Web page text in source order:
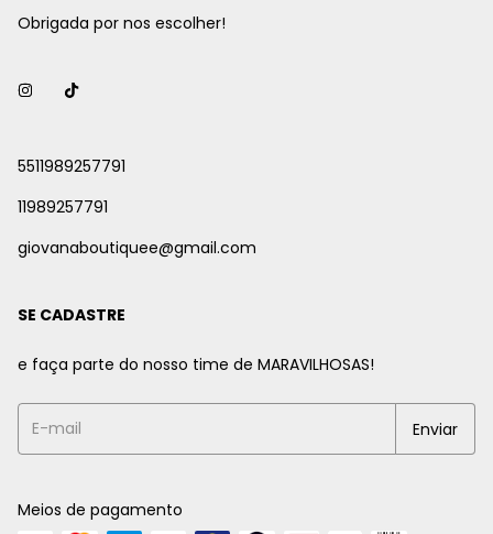
Obrigada por nos escolher!
5511989257791
11989257791
giovanaboutiquee@gmail.com
SE CADASTRE
e faça parte do nosso time de MARAVILHOSAS!
Meios de pagamento